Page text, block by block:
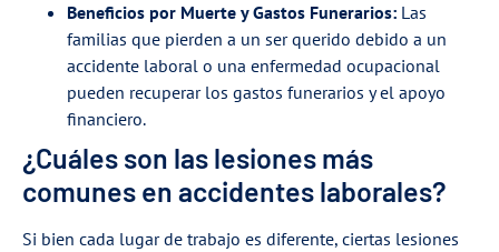
Beneficios por Muerte y Gastos Funerarios: Las
familias que pierden a un ser querido debido a un
accidente laboral o una enfermedad ocupacional
pueden recuperar los gastos funerarios y el apoyo
financiero.
¿Cuáles son las lesiones más
comunes en accidentes laborales?
Si bien cada lugar de trabajo es diferente, ciertas lesiones